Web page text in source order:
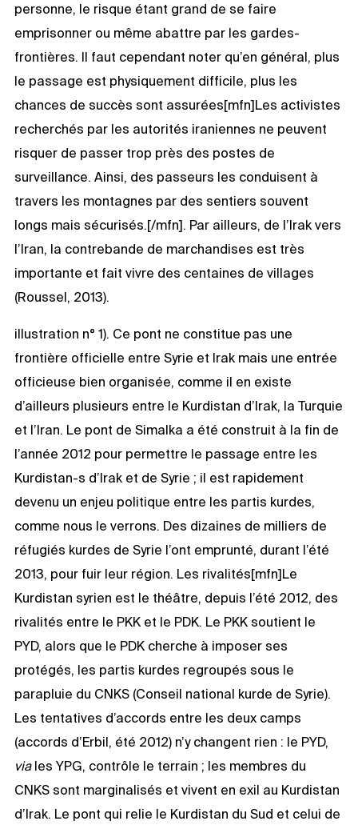
personne, le risque étant grand de se faire
emprisonner ou même abattre par les gardes-
frontières. Il faut cependant noter qu’en général, plus
le passage est physiquement difficile, plus les
chances de succès sont assurées[mfn]Les activistes
recherchés par les autorités iraniennes ne peuvent
risquer de passer trop près des postes de
surveillance. Ainsi, des passeurs les conduisent à
travers les montagnes par des sentiers souvent
longs mais sécurisés.[/mfn]. Par ailleurs, de l’Irak vers
l’Iran, la contrebande de marchandises est très
importante et fait vivre des centaines de villages
(Roussel, 2013).
illustration n° 1). Ce pont ne constitue pas une
frontière officielle entre Syrie et Irak mais une entrée
officieuse bien organisée, comme il en existe
d’ailleurs plusieurs entre le Kurdistan d’Irak, la Turquie
et l’Iran. Le pont de Simalka a été construit à la fin de
l’année 2012 pour permettre le passage entre les
Kurdistan-s d’Irak et de Syrie ; il est rapidement
devenu un enjeu politique entre les partis kurdes,
comme nous le verrons. Des dizaines de milliers de
réfugiés kurdes de Syrie l’ont emprunté, durant l’été
2013, pour fuir leur région. Les rivalités[mfn]Le
Kurdistan syrien est le théâtre, depuis l’été 2012, des
rivalités entre le PKK et le PDK. Le PKK soutient le
PYD, alors que le PDK cherche à imposer ses
protégés, les partis kurdes regroupés sous le
parapluie du CNKS (Conseil national kurde de Syrie).
Les tentatives d’accords entre les deux camps
(accords d’Erbil, été 2012) n’y changent rien : le PYD,
viales YPG, contrôle le terrain ; les membres du
CNKS sont marginalisés et vivent en exil au Kurdistan
d’Irak. Le pont qui relie le Kurdistan du Sud et celui de